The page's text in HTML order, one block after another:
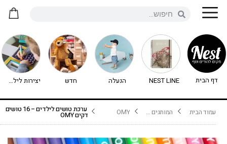
דף הבית NEST LINE הנעלה חדש יצירות לילדים - יצירה לילדים
עמוד הבית המותגים שלנו OMY ערכת טושים לילדים – 16 טושים
דקים OMY